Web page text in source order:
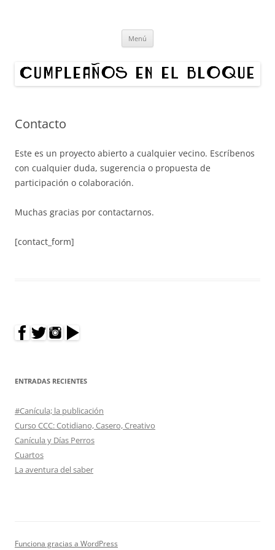
Organizamos exposiciones en bloques de Madrid. ¿Quieres hacer un
Menú
Contacto
Este es un proyecto abierto a cualquier vecino. Escríbenos
con cualquier duda, sugerencia o propuesta de
participación o colaboración.
Muchas gracias por contactarnos.
[contact_form]
ENTRADAS RECIENTES
#Canícula; la publicación
Curso CCC: Cotidiano, Casero, Creativo
Canícula y Días Perros
Cuartos
La aventura del saber
Funciona gracias a WordPress